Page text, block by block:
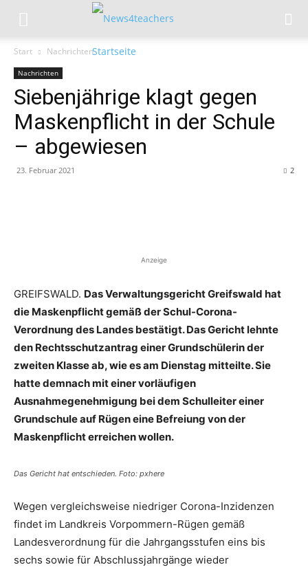
Start Nachrichten
Nachrichten
Siebenjährige klagt gegen
Maskenpflicht in der Schule
– abgewiesen
23. Februar 2021 2
Anzeige
GREIFSWALD. Das Verwaltungsgericht Greifswald hat
die Maskenpflicht gemäß der Schul-Corona-
Verordnung des Landes bestätigt. Das Gericht lehnte
den Rechtsschutzantrag einer Grundschülerin der
zweiten Klasse ab, wie es am Dienstag mitteilte. Sie
hatte demnach mit einer vorläufigen
Ausnahmegenehmigung bei dem Schulleiter einer
Grundschule auf Rügen eine Befreiung von der
Maskenpflicht erreichen wollen.
Das Gericht hat entschieden. Foto: pxhere
Wegen vergleichsweise niedriger Corona-Inzidenzen
findet im Landkreis Vorpommern-Rügen gemäß
Landesverordnung für die Jahrgangsstufen eins bis
sechs sowie für Abschlussjahrgänge wieder